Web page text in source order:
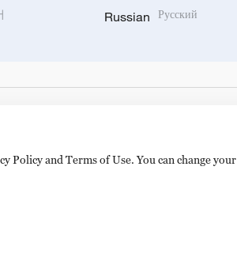
Russian Русский
Policy and Terms of Use. You can change your